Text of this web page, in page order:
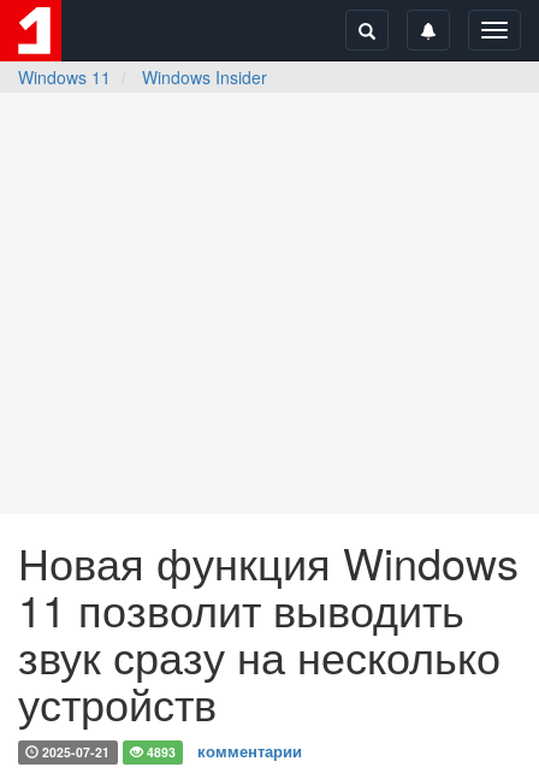
Windows 11
Windows Insider
Новая функция Windows
11 позволит выводить
звук сразу на несколько
устройств
2025-07-21 4893 комментарии